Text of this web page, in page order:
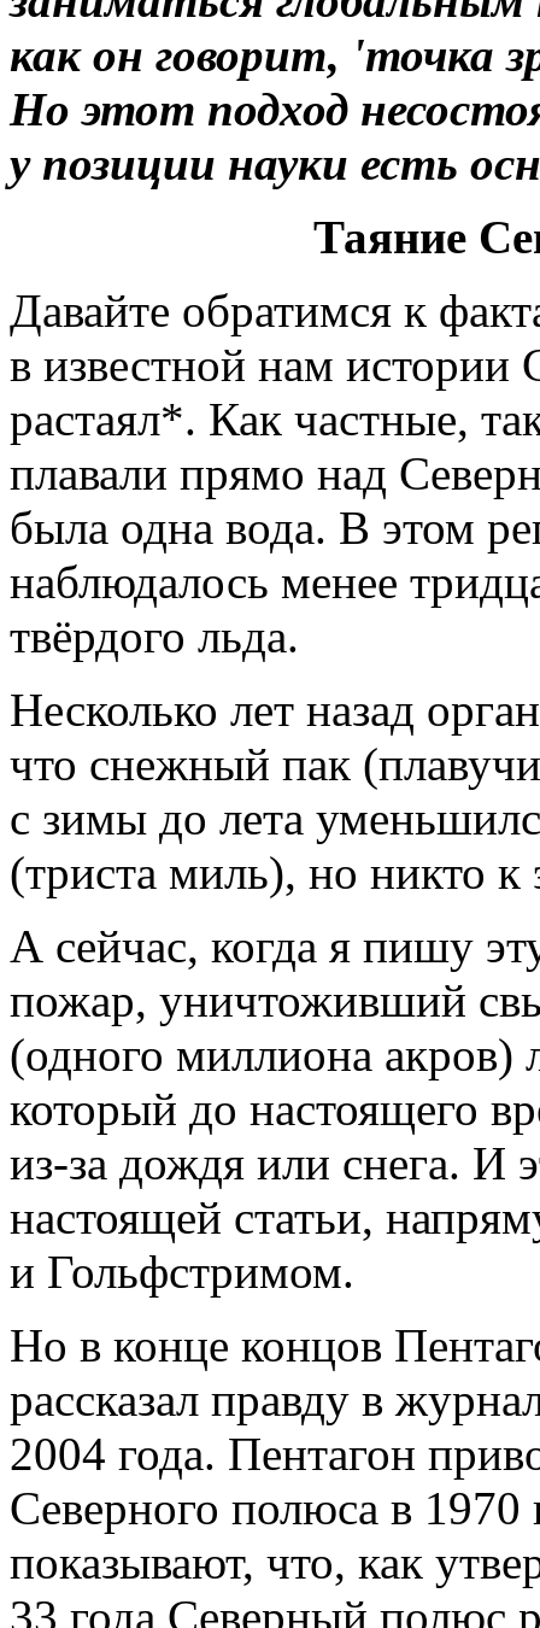
как он говорит, 'точка
Но этот подход
у позиции науки есть
Таяние
Давайте обратимся к
в известной нам
растаял*. Как частные,
плавали прямо над
была одна вода. В этом
наблюдалось менее
твёрдого льда.
Несколько лет назад
что снежный пак
с зимы до лета
(триста миль), но никто
А сейчас, когда я пишу
пожар, уничтоживший
(одного миллиона акров)
который до настоящего
из-за дождя или снега. И
настоящей статьи,
и Гольфстримом.
Но в конце концов
рассказал правду в
2004 года. Пентагон
Северного полюса в 1970
показывают, что, как
33 года Северный полюс